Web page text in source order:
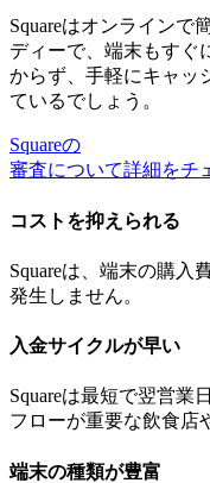
Squareはオンラインで
ディーで、端末もすぐ
からず、手軽にキャッ
ているでしょう。
Squareの
審査について詳細をチ
コストを抑えられる
Squareは、端末の購入
発生しません。
入金サイクルが早い
Squareは最短で翌営業
フローが重要な飲食店
端末の種類が豊富